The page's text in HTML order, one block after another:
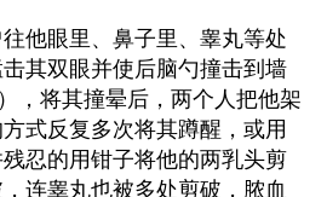
他眼里、鼻子里、睾丸等处
其双眼并使后脑勺撞击到墙
，将其撞晕后，两个人把他架
式反复多次将其蹲醒，或用
忍的用钳子将他的两乳头剪
连睾丸也被多处剪破，脓血